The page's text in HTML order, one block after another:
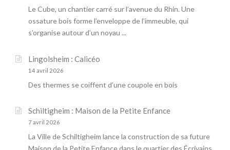
Le Cube, un chantier carré sur l’avenue du Rhin. Une
ossature bois forme l’enveloppe de l’immeuble, qui
s’organise autour d’un noyau ...
Lingolsheim : Calicéo
14 avril 2026
Des thermes se coiffent d’une coupole en bois
Schiltigheim : Maison de la Petite Enfance
7 avril 2026
La Ville de Schiltigheim lance la construction de sa future
Maison de la Petite Enfance dans le quartier des Écrivains.